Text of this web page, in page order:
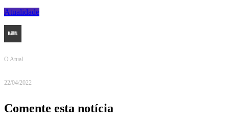
Atualidade
O Atual
22/04/2022
Comente esta notícia